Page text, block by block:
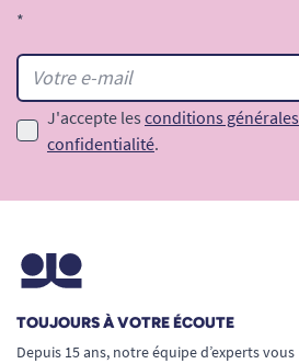
*
J'accepte les conditions générales
confidentialité.
TOUJOURS À VOTRE ÉCOUTE
Depuis 15 ans, notre équipe d’experts vous